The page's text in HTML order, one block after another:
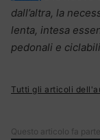
dall’altra, la
lenta, intesa
pedonali e
Tutti gli articoli
Questo articolo fa